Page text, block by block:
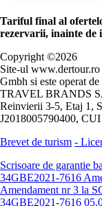
Tariful final al
rezervarii, inainte de
Copyright ©2026
Site-ul
Gmbh si este operat
TRAVEL BRANDS
Reinvierii 3-5, Etaj 1,
J2018005790400,
Brevet de turism -
Scrisoare de garantie
34GBE2021-7616
Amendament nr 3 la
34GBE2021-7616